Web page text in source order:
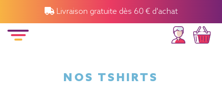
Livraison gratuite dès 60 € d'achat
NOS TSHIRTS